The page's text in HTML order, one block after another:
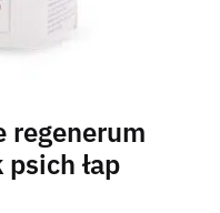
regenerum
łap